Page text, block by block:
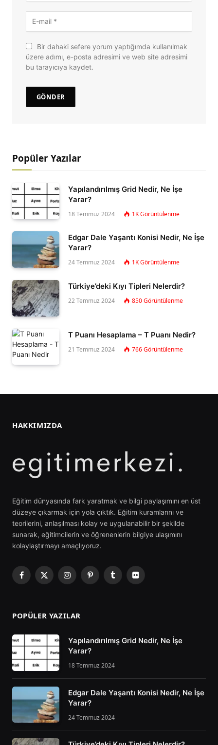
Bir dahaki sefere yorum yaptığımda kullanılmak
üzere adımı, e-posta adresimi ve web site adresimi
bu tarayıcıya kaydet.
Popüler Yazılar
Yapılandırılmış Grid Nedir, Ne İşe
Yarar?
18 Temmuz 2024 1KGörüntülenme
Edgar Dale Yaşantı Konisi Nedir, Ne İşe
Yarar?
24 Temmuz 2024 1KGörüntülenme
Türkiye’deki Kıyı Tipleri Nelerdir?
22 Temmuz 2024 850Görüntülenme
T Puanı Hesaplama – T Puanı Nedir?
21 Temmuz 2024 766Görüntülenme
HAKKIMIZDA
Eğitim dünyasında fark yaratmak ve bilgi paylaşımını en üst
düzeye çıkarmak için yola çıktık. Eğitim kuramlarını ve
teorilerini, anlaşılması kolay ve uygulanabilir bir şekilde
sunarak, eğitimcilerin ve öğrenenlerin bilgiye ulaşımını
kolaylaştırmayı amaçlıyoruz.
Facebook
X
InstagramPinterestTumblrFlickr
POPÜLER YAZILAR
Yapılandırılmış Grid Nedir, Ne İşe
Yarar?
18 Temmuz 2024
Edgar Dale Yaşantı Konisi Nedir, Ne İşe
Yarar?
24 Temmuz 2024